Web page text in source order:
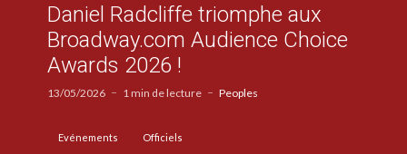
Daniel Radcliffe triomphe aux
Broadway.com Audience Choice
Awards 2026 !
13/05/2026 1 min de lecture Peoples
Evénements Officiels